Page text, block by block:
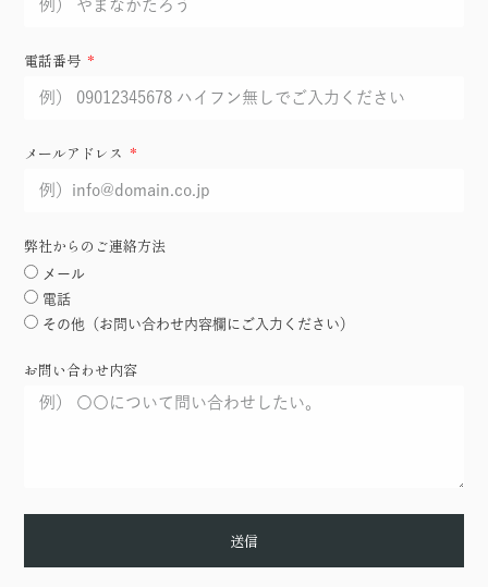
電話番号
メールアドレス
弊社からのご連絡方法
メール
電話
その他（お問い合わせ内容欄にご入力ください）
お問い合わせ内容
送信